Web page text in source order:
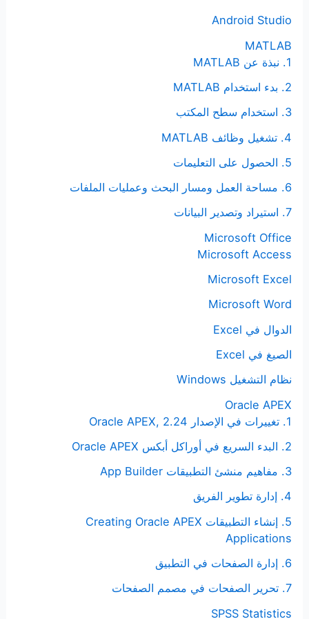
Android Studio
MATLAB
1. نبذة عن MATLAB
2. بدء استخدام MATLAB
3. استخدام سطح المكتب
4. تشغيل وظائف MATLAB
5. الحصول على التعليمات
6. مساحة العمل ومسار البحث وعمليات الملفات
7. استيراد وتصدير البيانات
Microsoft Office
Microsoft Access
Microsoft Excel
Microsoft Word
الدوال في Excel
الصيغ في Excel
نظام التشغيل Windows
Oracle APEX
1. تغييرات في الإصدار Oracle APEX, 2.24
2. البدء السريع في أوراكل أبكس Oracle APEX
3. مفاهيم منشئ التطبيقات App Builder
4. إدارة تطوير الفريق
5. إنشاء التطبيقات Creating Oracle APEX
Applications
6. إدارة الصفحات في التطبيق
7. تحرير الصفحات في مصمم الصفحات
SPSS Statistics